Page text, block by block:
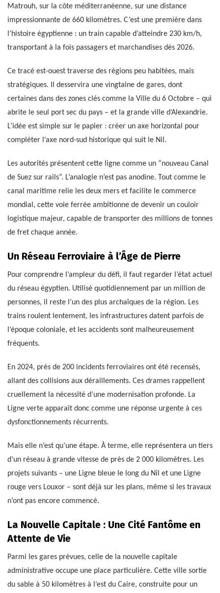
Matrouh, sur la côte méditerranéenne, sur une distance
impressionnante de 660 kilomètres. C’est une première dans
l’histoire égyptienne : un train capable d’atteindre 230 km/h,
transportant à la fois passagers et marchandises dès 2026.
Ce tracé est-ouest traverse des régions peu habitées, mais
stratégiques. Il desservira une vingtaine de gares, dont
certaines dans des zones clés comme la Ville du 6 Octobre – qui
abrite le seul port sec du pays – et la grande ville d’Alexandrie.
L’idée est simple sur le papier : créer un axe horizontal pour
compléter l’axe nord-sud historique qui suit le Nil.
Les autorités présentent cette ligne comme un “nouveau Canal
de Suez sur rails”. L’analogie n’est pas anodine. Tout comme le
canal maritime relie les deux mers et facilite le commerce
mondial, cette voie ferrée ambitionne de devenir un couloir
logistique majeur, capable de transporter des millions de tonnes
de fret chaque année.
Un Réseau Ferroviaire à l’Âge de Pierre
Pour comprendre l’ampleur du défi, il faut regarder l’état actuel
du réseau égyptien. Utilisé quotidiennement par un million de
personnes, il reste l’un des plus archaïques de la région. Les
trains roulent lentement, les infrastructures datent parfois de
l’époque coloniale, et les accidents sont malheureusement
fréquents.
En 2024, près de 200 incidents ferroviaires ont été recensés,
allant des collisions aux déraillements. Ces drames rappellent
cruellement la nécessité d’une modernisation profonde. La
Ligne verte apparaît donc comme une réponse urgente à ces
dysfonctionnements récurrents.
Mais elle n’est qu’une étape. À terme, elle représentera un tiers
d’un réseau à grande vitesse de près de 2 000 kilomètres. Les
projets suivants – une Ligne bleue le long du Nil et une Ligne
rouge vers Louxor – sont déjà sur les plans, même si les travaux
n’ont pas encore commencé.
La Nouvelle Capitale : Une Cité Fantôme en
Attente de Vie
Parmi les gares prévues, celle de la nouvelle capitale
administrative occupe une place particulière. Cette ville sortie
du sable à 50 kilomètres à l’est du Caire, construite pour un